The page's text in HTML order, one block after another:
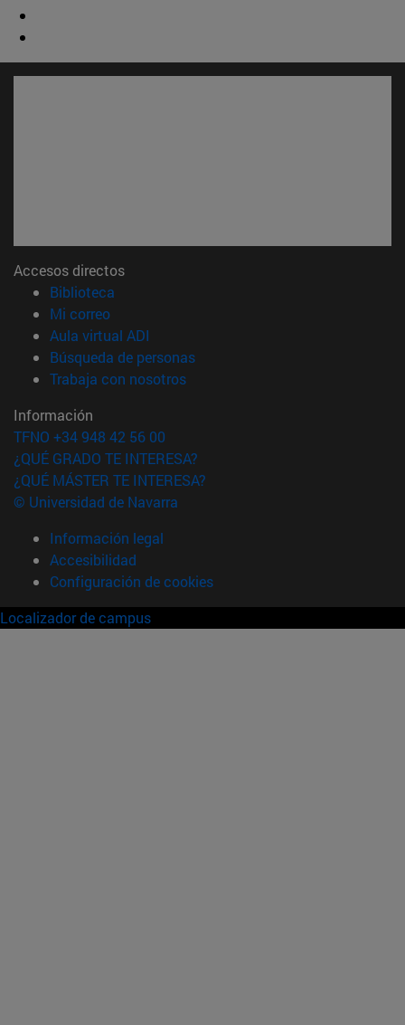
Accesos directos
Biblioteca
Mi correo(abre en nueva ventana)
Aula virtual ADI
Búsqueda de personas(abre en nueva ventana)
Trabaja con nosotros(abre en nueva ventana)
Información
TFNO +34 948 42 56 00
¿QUÉ GRADO TE INTERESA?
¿QUÉ MÁSTER TE INTERESA?
© Universidad de Navarra
Información legal
Accesibilidad
Configuración de cookies
Localizador de campus